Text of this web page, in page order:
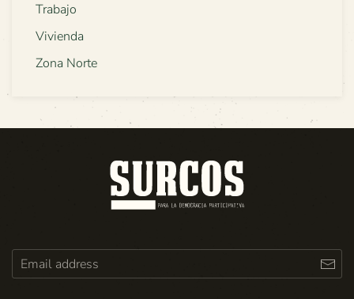
Trabajo
Vivienda
Zona Norte